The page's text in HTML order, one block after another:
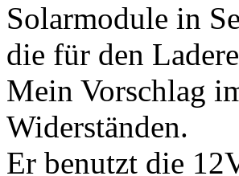
Solarmodule in
die für den
Mein Vorschlag
Widerständen.
Er benutzt die